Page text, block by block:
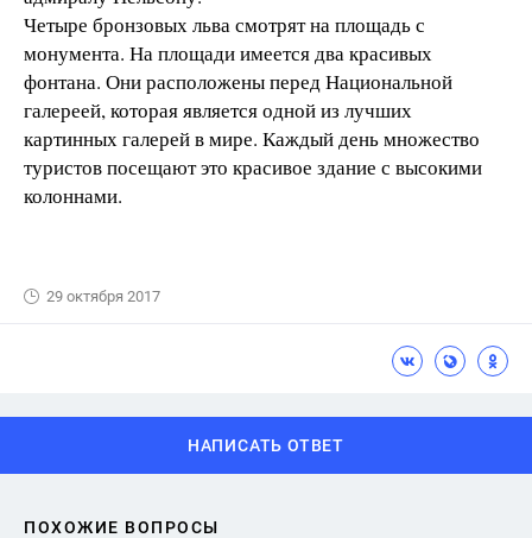
Четыре бронзовых льва смотрят на площадь с
монумента. На площади имеется два красивых
фонтана. Они расположены перед Национальной
галереей, которая является одной из лучших
картинных галерей в мире. Каждый день множество
туристов посещают это красивое здание с высокими
колоннами.
29 октября 2017
НАПИСАТЬ ОТВЕТ
ПОХОЖИЕ ВОПРОСЫ